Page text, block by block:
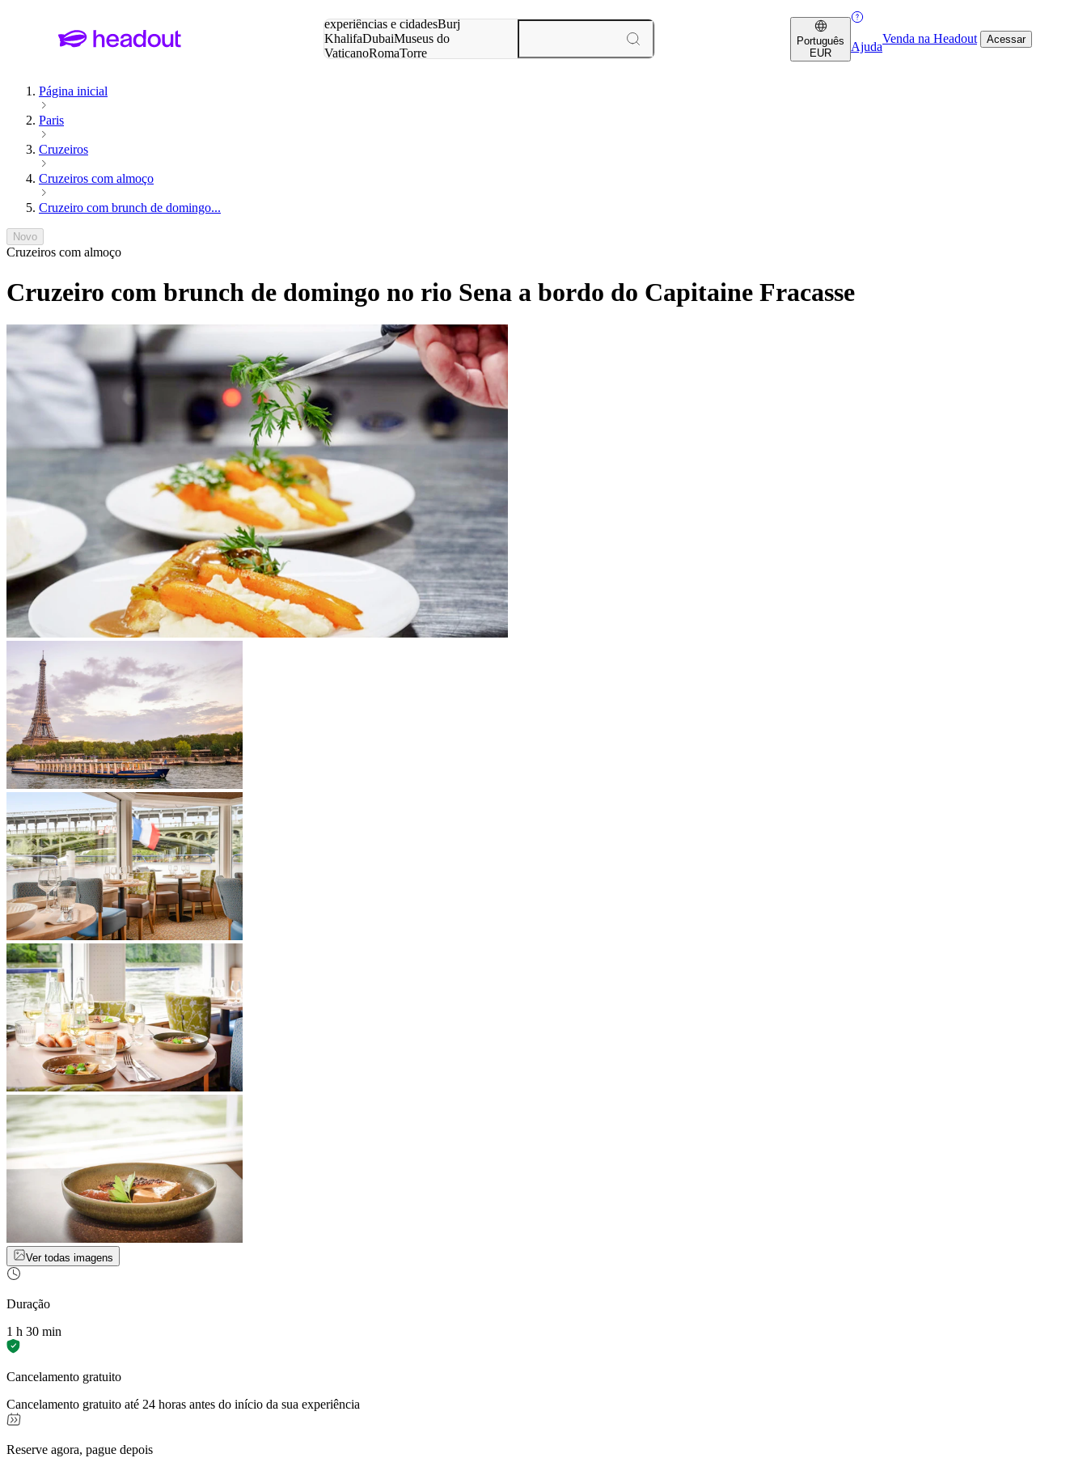
experiências e cidadesBurj
KhalifaDubaiMuseus do
VaticanoRomaTorre
Português
EUR
Ajuda
Venda na Headout Acessar
Página inicial
Paris
Cruzeiros
Cruzeiros com almoço
Cruzeiro com brunch de domingo...
Novo
Cruzeiros com almoço
Cruzeiro com brunch de domingo no rio Sena a bordo do Capitaine Fracasse
Ver todas imagens
Duração
1 h 30 min
Cancelamento gratuito
Cancelamento gratuito até 24 horas antes do início da sua experiência
Reserve agora, pague depois